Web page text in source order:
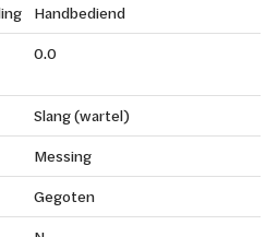
Handbediend
0.0
Slang (wartel)
Messing
Gegoten